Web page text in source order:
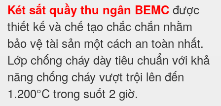
Két sắt quầy thu ngân BEMC được
thiết kế và chế tạo chắc chắn nhằm
bảo vệ tài sản một cách an toàn nhất.
Lớp chống cháy dày tiêu chuẩn với khả
năng chống cháy vượt trội lên đến
1.200°C trong suốt 2 giờ.